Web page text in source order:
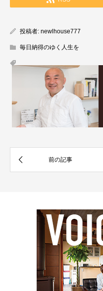
投稿者: newlhouse777
毎日納得のゆく人生を